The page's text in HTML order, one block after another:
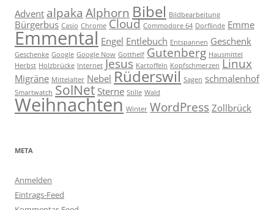
Advent alpaka Alphorn Bibel Bildbearbeitung
Bürgerbus Casio Chrome Cloud Commodore 64 Dorflinde Emme
Emmental Engel Entlebuch Entspannen Geschenk
Geschenke Google Google Now Gotthelf Gutenberg Hausmittel
Herbst Holzbrücke Internet Jesus Kartoffeln Kopfschmerzen Linux
Migräne Mittelalter Nebel Rüderswil Sagen schmalenhof
Smartwatch SolNet Sterne Stille Wald
Weihnachten Winter WordPress Zollbrück
META
Anmelden
Eintrags-Feed